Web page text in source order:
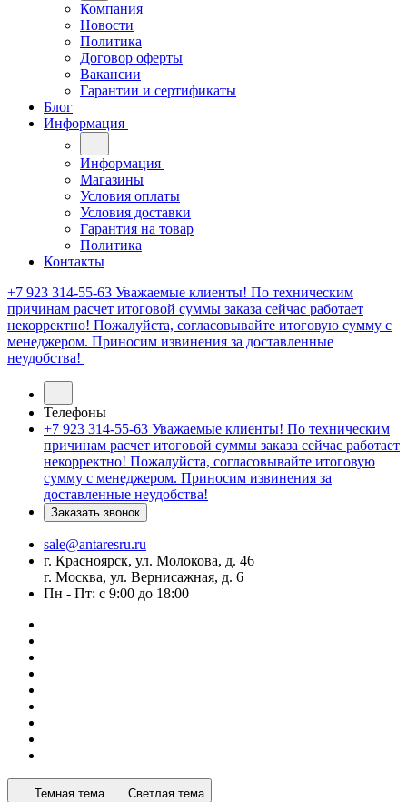
Компания
Новости
Политика
Договор оферты
Вакансии
Гарантии и сертификаты
Блог
Информация
Информация
Магазины
Условия оплаты
Условия доставки
Гарантия на товар
Политика
Контакты
+7 923 314-55-63 Уважаемые клиенты! По техническим
причинам расчет итоговой суммы заказа сейчас работает
некорректно! Пожалуйста, согласовывайте итоговую сумму с
менеджером. Приносим извинения за доставленные
неудобства!
Телефоны
+7 923 314-55-63 Уважаемые клиенты! По техническим
причинам расчет итоговой суммы заказа сейчас работает
некорректно! Пожалуйста, согласовывайте итоговую
сумму с менеджером. Приносим извинения за
доставленные неудобства!
Заказать звонок
sale@antaresru.ru
г. Красноярск, ул. Молокова, д. 46
г. Москва, ул. Вернисажная, д. 6
Пн - Пт: с 9:00 до 18:00
Темная тема Светлая тема